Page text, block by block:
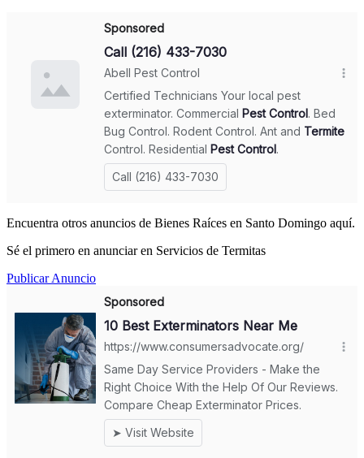
Encuentra otros anuncios de Bienes Raíces en Santo Domingo aquí.
Sé el primero en anunciar en Servicios de Termitas
Publicar Anuncio